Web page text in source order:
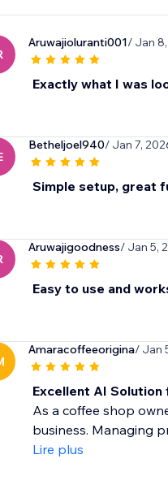
Aruwajioluranti001/ Jan
Exactly what I was
Betheljoel940/ Jan 7,
Simple setup, great
Aruwajigoodness/ Jan 5,
Easy to use and
Amaracoffeeorigina/ Jan
Excellent AI Solution
As a coffee shop
business. Managing
Lire plus